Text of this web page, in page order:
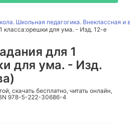
Школьная педагогика. Внеклассная и
класса:орешки для ума. - Изд. 12-е
для 1
для ума. - Изд.
скачать бесплатно, читать онлайн,
978-5-222-30686-4